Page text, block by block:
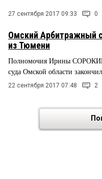
27 сентября 2017 09:33 0
Омский Арбитражный
из Тюмени
Полномочия Ирины
суда Омской области
22 сентября 2017 07:48 2